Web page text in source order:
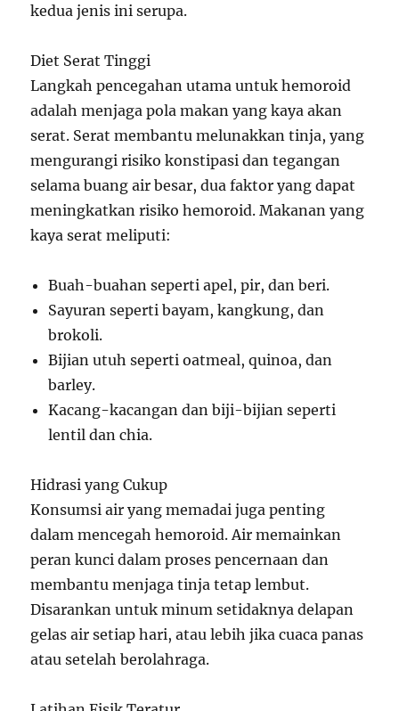
kedua jenis ini serupa.
Diet Serat Tinggi
Langkah pencegahan utama untuk hemoroid
adalah menjaga pola makan yang kaya akan
serat. Serat membantu melunakkan tinja, yang
mengurangi risiko konstipasi dan tegangan
selama buang air besar, dua faktor yang dapat
meningkatkan risiko hemoroid. Makanan yang
kaya serat meliputi:
Buah-buahan seperti apel, pir, dan beri.
Sayuran seperti bayam, kangkung, dan
brokoli.
Bijian utuh seperti oatmeal, quinoa, dan
barley.
Kacang-kacangan dan biji-bijian seperti
lentil dan chia.
Hidrasi yang Cukup
Konsumsi air yang memadai juga penting
dalam mencegah hemoroid. Air memainkan
peran kunci dalam proses pencernaan dan
membantu menjaga tinja tetap lembut.
Disarankan untuk minum setidaknya delapan
gelas air setiap hari, atau lebih jika cuaca panas
atau setelah berolahraga.